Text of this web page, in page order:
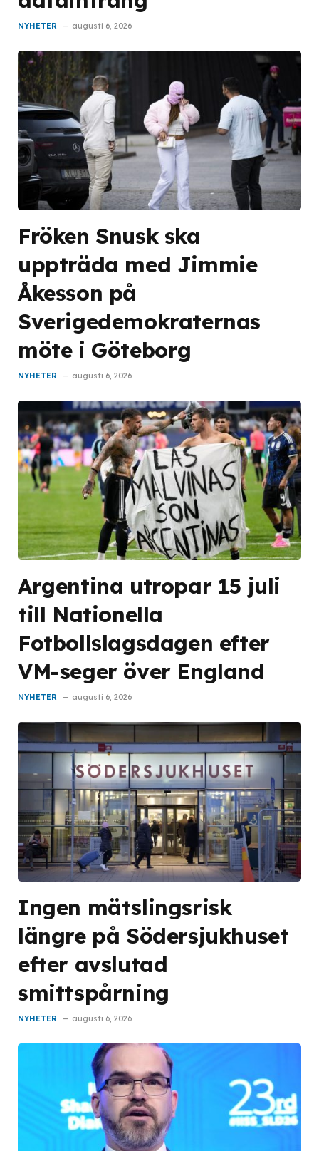
NYHETER augusti 6, 2026
Fröken Snusk ska
uppträda med Jimmie
Åkesson på
Sverigedemokraternas
möte i Göteborg
NYHETER augusti 6, 2026
Argentina utropar 15 juli
till Nationella
Fotbollslagsdagen efter
VM-seger över England
NYHETER augusti 6, 2026
Ingen mätslingsrisk
längre på Södersjukhuset
efter avslutad
smittspårning
NYHETER augusti 6, 2026